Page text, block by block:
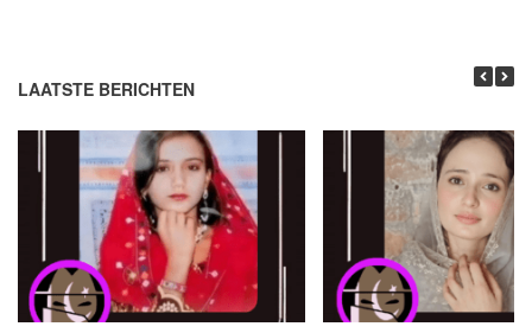
LAATSTE BERICHTEN